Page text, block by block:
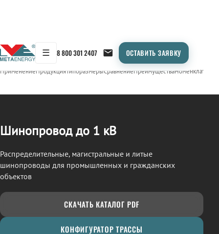
☰ 8 800 301 2407 ОСТАВИТЬ ЗАЯВКУ
← Продукция/ШИНОПРОВОД
ПрименениеПродукцияТипоразмерыСравнениеПреимуществаНоменклатура
Шинопровод до 1 кВ
Распределительные, магистральные и литые
шинопроводы для промышленных и гражданских
объектов
СКАЧАТЬ КАТАЛОГ PDF
КОНФИГУРАТОР ТРАССЫ